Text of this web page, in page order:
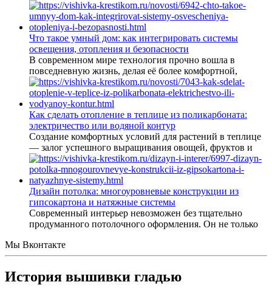
Что такое умный дом: как интегрировать системы
освещения, отопления и безопасности
В современном мире технология прочно вошла в
повседневную жизнь, делая её более комфортной,
Как сделать отопление в теплице из поликарбоната:
электричество или водяной контур
Создание комфортных условий для растений в теплице
— залог успешного выращивания овощей, фруктов и
Дизайн потолка: многоуровневые конструкции из
гипсокартона и натяжные системы
Современный интерьер невозможен без тщательно
продуманного потолочного оформления. Он не только
Мы Вконтакте
История вышивки гладью